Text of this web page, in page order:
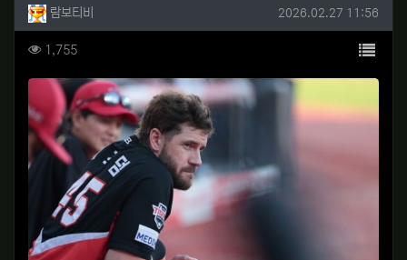
작성자 정보
람보티비 작성일
2026.02.27 11:56
컨텐츠 정보
1,755조회 목록
본문